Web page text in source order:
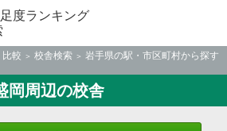
度ランキング
較 校舎検索
岩手県の駅・市区町村から探す
岡周辺の校舎